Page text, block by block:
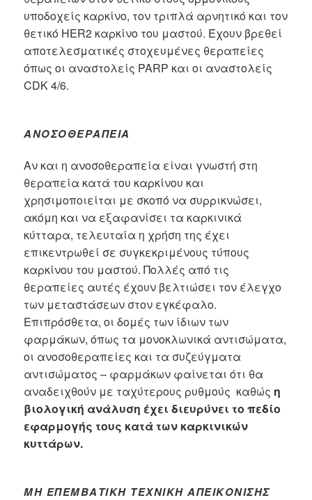
υποδοχείς καρκίνο, τον τριπλά αρνητικό και τον
θετικό HER2 καρκίνο του μαστού. Έχουν βρεθεί
αποτελεσματικές στοχευμένες θεραπείες
όπως οι αναστολείς PARP και οι αναστολείς
CDK 4/6.
ΑΝΟΣΟΘΕΡΑΠΕΊΑ
Αν και η ανοσοθεραπεία είναι γνωστή στη
θεραπεία κατά του καρκίνου και
χρησιμοποιείται με σκοπό να συρρικνώσει,
ακόμη και να εξαφανίσει τα καρκινικά
κύτταρα, τελευταία η χρήση της έχει
επικεντρωθεί σε συγκεκριμένους τύπους
καρκίνου του μαστού. Πολλές από τις
θεραπείες αυτές έχουν βελτιώσει τον έλεγχο
των μεταστάσεων στον εγκέφαλο.
Επιπρόσθετα, οι δομές των ίδιων των
φαρμάκων, όπως τα μονοκλωνικά αντισώματα,
οι ανοσοθεραπείες και τα συζεύγματα
αντισώματος – φαρμάκων φαίνεται ότι θα
αναδειχθούν με ταχύτερους ρυθμούς καθώς η
βιολογική ανάλυση έχει διευρύνει το πεδίο
εφαρμογής τους κατά των καρκινικών
κυττάρων.
ΜΗ ΕΠΕΜΒΑΤΙΚΉ ΤΕΧΝΙΚΉ ΑΠΕΙΚΌΝΙΣΗΣ